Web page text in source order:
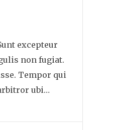
excepteur
non fugiat.
Tempor qui
ubi…